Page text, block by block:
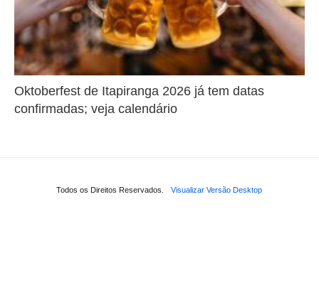
Oktoberfest de Itapiranga 2026 já tem datas
confirmadas; veja calendário
Todos os Direitos Reservados. Visualizar Versão Desktop